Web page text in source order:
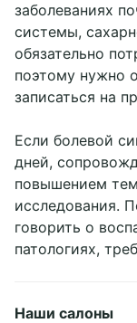
заболеваниях
системы,
обязательно
поэтому нужно
записаться на
Если болевой
дней,
повышением
исследования.
говорить о
патологиях,
Наши салоны